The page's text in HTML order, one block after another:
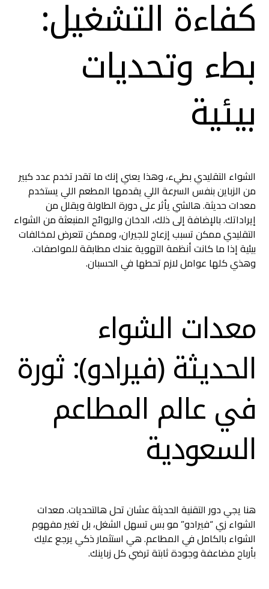
كفاءة التشغيل:
بطء وتحديات
بيئية
الشواء التقليدي بطيء، وهذا يعني إنك ما تقدر تخدم عدد كبير
من الزباين بنفس السرعة اللي يقدمها المطعم اللي يستخدم
معدات حديثة. هالشي يأثر على دورة الطاولة ويقلل من
إيراداتك. بالإضافة إلى ذلك، الدخان والروائح المنبعثة من الشواء
التقليدي ممكن تسبب إزعاج للجيران، وممكن تتعرض لمخالفات
بيئية إذا ما كانت أنظمة التهوية عندك مطابقة للمواصفات.
وهذي كلها عوامل لازم تحطها في الحسبان.
معدات الشواء
الحديثة (فيرادو): ثورة
في عالم المطاعم
السعودية
هنا يجي دور التقنية الحديثة عشان تحل هالتحديات. معدات
الشواء زي “فيرادو” مو بس تسهل الشغل، بل تغير مفهوم
الشواء بالكامل في المطاعم. هي استثمار ذكي يرجع عليك
بأرباح مضاعفة وجودة ثابتة ترضي كل زباينك.